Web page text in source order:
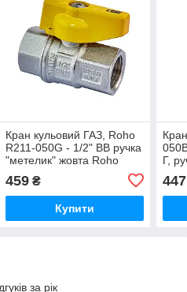
Кран кульовий ГАЗ, Roho
R211-050G - 1/2" ВВ ручка
"метелик" жовта Roho
(RO0242)
459₴
Купити
Г,
447
за рік